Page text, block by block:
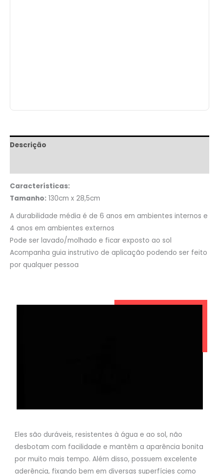
Descrição
Características:
Tamanho: 130cm x 28,5cm
A durabilidade média é de 6 anos em ambientes internos e
4 anos em ambientes externos
Pode ser lavado/molhado e ficar exposto ao sol
Acompanha guia instrutivo de aplicação podendo ser feito
por qualquer pessoa
Eles são duráveis, resistentes à água e ao sol, não
desbotam com facilidade e mantêm a aparência bonita
por muito mais tempo. Além disso, possuem excelente
aderência, fixando bem em diversas superfícies como